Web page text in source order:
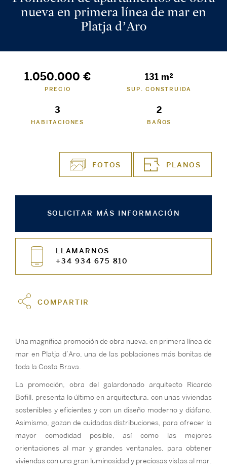
nueva en primera línea de mar en
Platja d’Aro
1.050.000 €
PRECIO
131 m²
SUP. CONSTRUIDA
3
HABITACIONES
2
BAÑOS
FOTOS PLANOS
SOLICITAR MÁS INFORMACIÓN
LLAMARNOS
+34 934 675 810
COMPARTIR
Una magnífica promoción de obra nueva, en primera línea de
mar en Platja d’Aro, una de las poblaciones más bonitas de
toda la Costa Brava.
La promoción, obra del galardonado arquitecto Ricardo
Bofill, presenta lo último en arquitectura, con unas viviendas
sostenibles y eficientes y con un diseño moderno y diáfano.
Asimismo, gozan de cuidadas distribuciones, para ofrecer la
mayor comodidad posible, así como las mejores
orientaciones al mar y grandes ventanales, para obtener
viviendas con una gran luminosidad y preciosas vistas al mar.